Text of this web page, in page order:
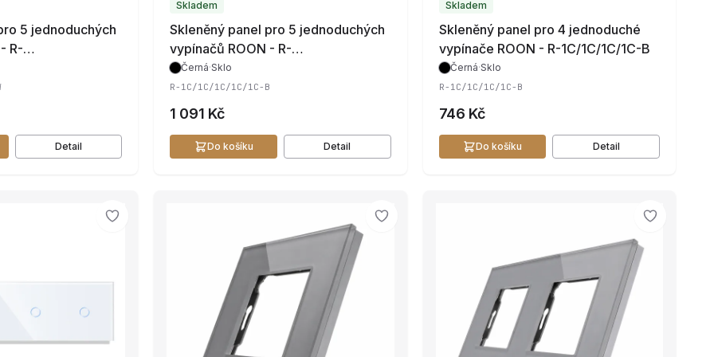
5 jednoduchých
R-
Detail
Skladem
Skleněný panel pro 5 jednoduchých
vypínačů ROON - R-
1C/1C/1C/1C/1C-B
Černá·Sklo
R-1C/1C/1C/1C/1C-B
1 091 Kč
Do košíku Detail
Skladem
Skleněný panel pro 4 jednoduché
vypínače ROON - R-1C/1C/1C/1C-B
Černá·Sklo
R-1C/1C/1C/1C-B
746 Kč
Do košíku Detail